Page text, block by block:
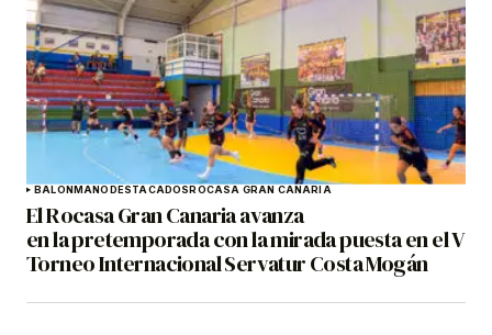
BALONMANODESTACADOSROCASA GRAN CANARIA
El Rocasa Gran Canaria avanza
en la pretemporada con la mirada puesta en el V
Torneo Internacional Servatur Costa Mogán